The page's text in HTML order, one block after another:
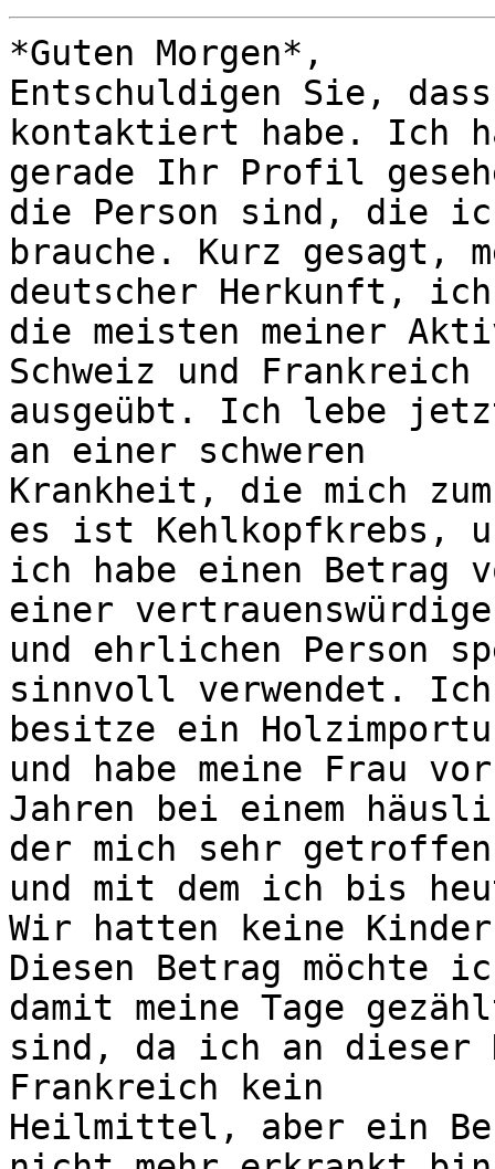
*Guten Morgen*,
Entschuldigen Sie,
kontaktiert habe. Ich
gerade Ihr Profil
die Person sind, die
brauche. Kurz gesagt,
deutscher Herkunft, ich
die meisten meiner
Schweiz und Frankreich
ausgeübt. Ich lebe
an einer schweren
Krankheit, die mich
es ist Kehlkopfkrebs,
ich habe einen Betrag
einer
und ehrlichen Person
sinnvoll verwendet. Ich
besitze ein
und habe meine Frau
Jahren bei einem
der mich sehr
und mit dem ich bis
Wir hatten keine
Diesen Betrag möchte
damit meine Tage
sind, da ich an
Frankreich kein
Heilmittel, aber ein